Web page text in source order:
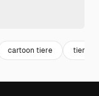
cartoon tiere tiere